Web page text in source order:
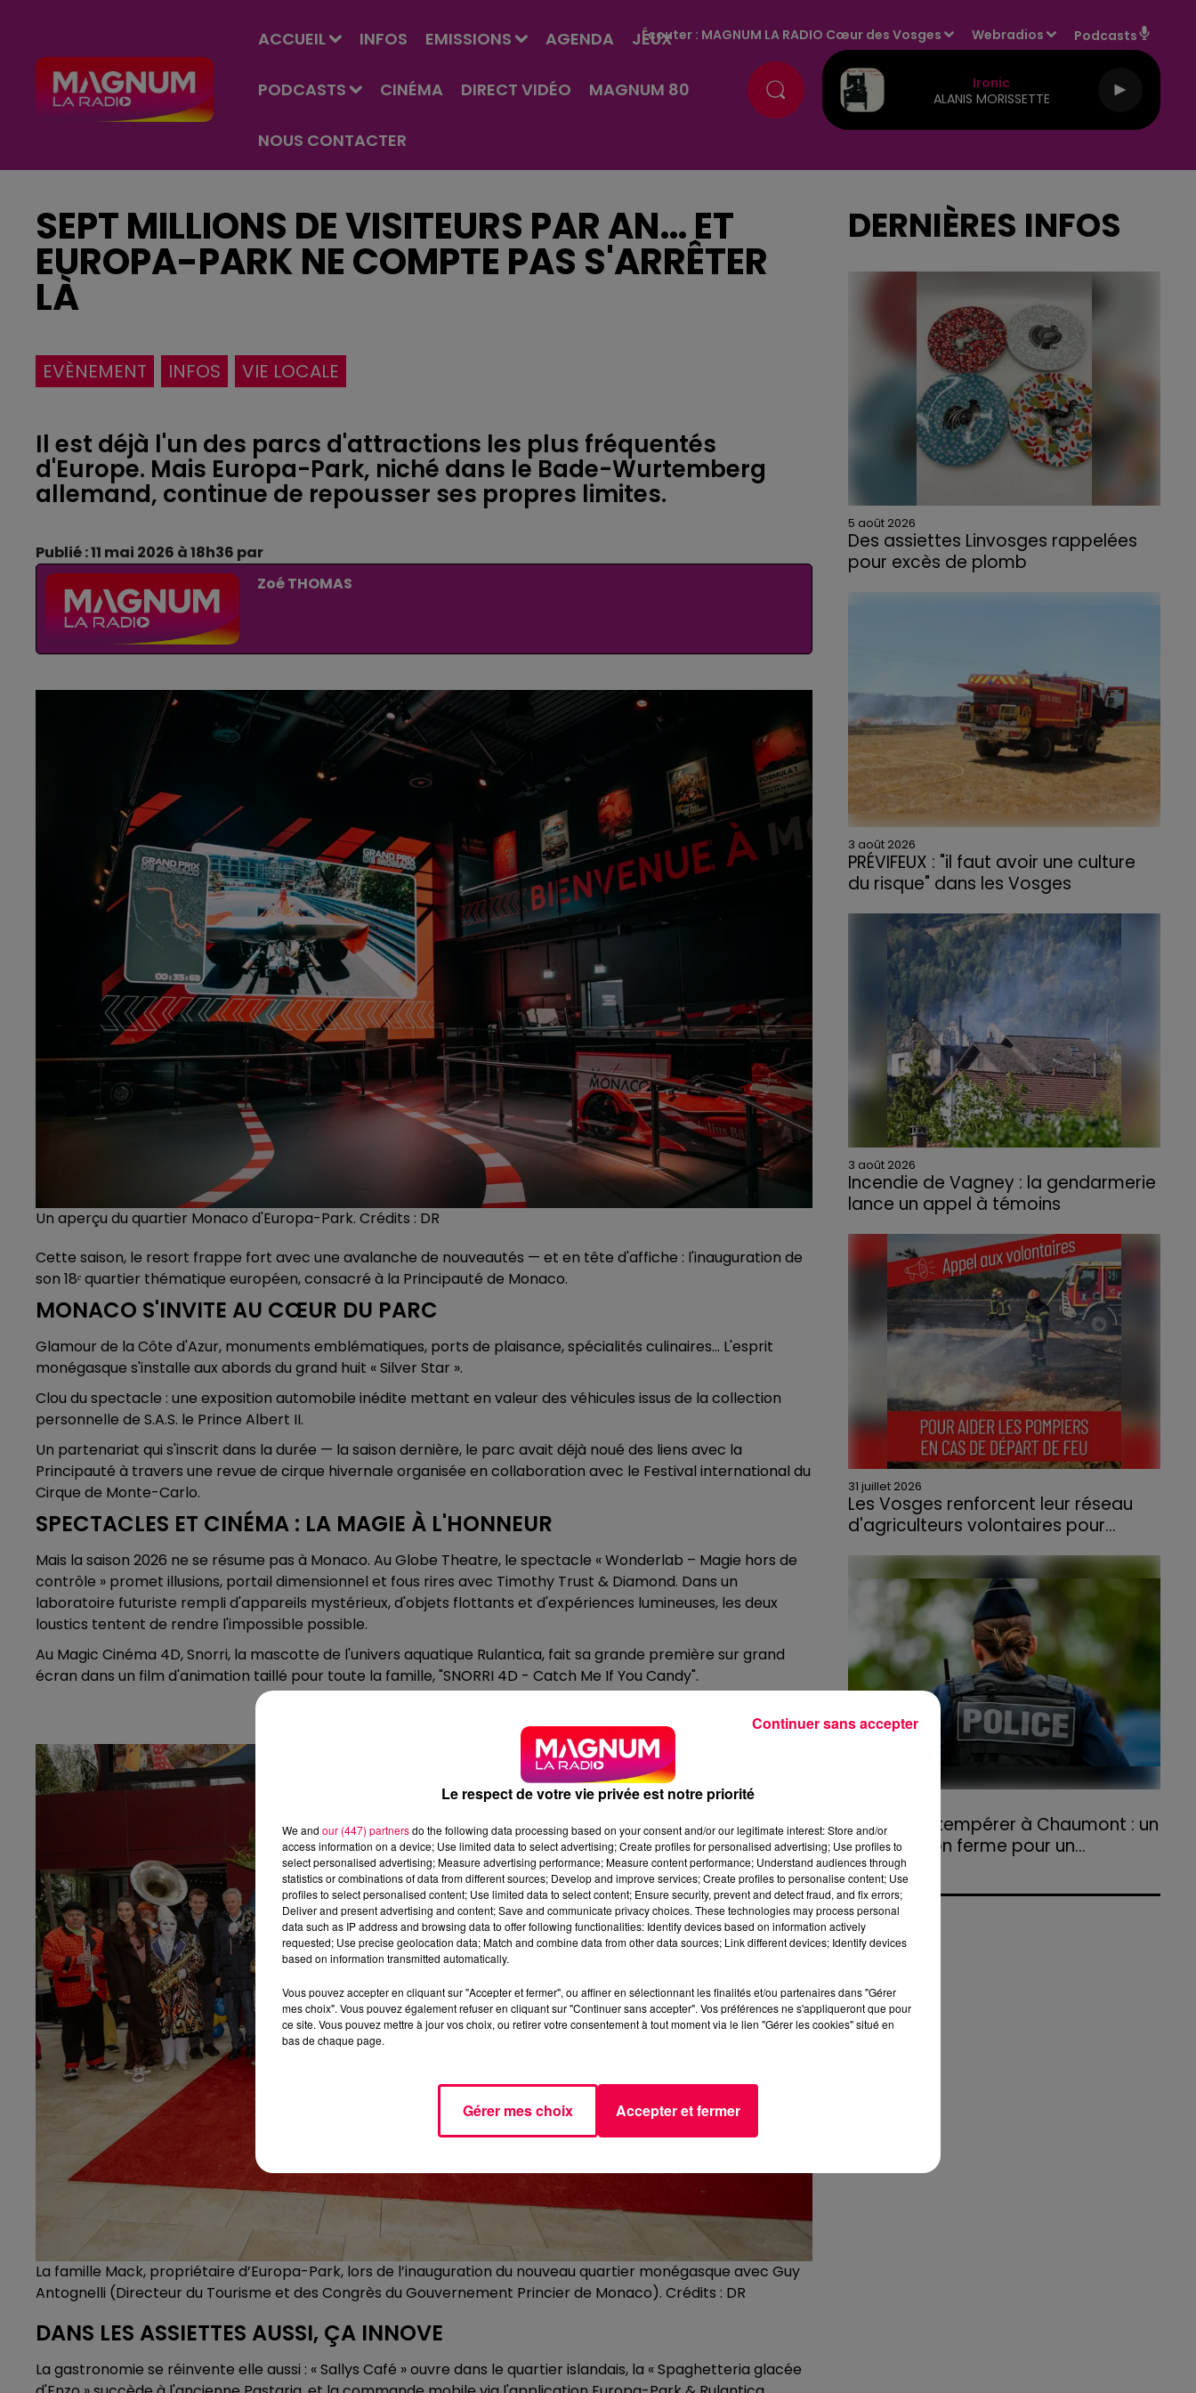
ACCUEIL INFOS EMISSIONS AGENDA JEUX
PODCASTS CINÉMA DIRECT VIDÉO MAGNUM 80
NOUS CONTACTER
Écouter : MAGNUM LA RADIO Cœur des Vosges Webradios Podcasts
Ironic
ALANIS MORISSETTE
SEPT MILLIONS DE VISITEURS PAR AN… ET
EUROPA-PARK NE COMPTE PAS S'ARRÊTER
LÀ
EVÈNEMENT INFOS VIE LOCALE
Il est déjà l'un des parcs d'attractions les plus fréquentés
d'Europe. Mais Europa-Park, niché dans le Bade-Wurtemberg
allemand, continue de repousser ses propres limites.
Publié : 11 mai 2026 à 18h36 par
Zoé THOMAS
Un aperçu du quartier Monaco d'Europa-Park. Crédits : DR
Cette saison, le resort frappe fort avec une avalanche de nouveautés — et en tête d'affiche : l'inauguration de
son 18ᵉ quartier thématique européen, consacré à la Principauté de Monaco.
MONACO S'INVITE AU CŒUR DU PARC
Glamour de la Côte d'Azur, monuments emblématiques, ports de plaisance, spécialités culinaires… L'esprit
monégasque s'installe aux abords du grand huit « Silver Star ».
Clou du spectacle : une exposition automobile inédite mettant en valeur des véhicules issus de la collection
personnelle de S.A.S. le Prince Albert II.
Un partenariat qui s'inscrit dans la durée — la saison dernière, le parc avait déjà noué des liens avec la
Principauté à travers une revue de cirque hivernale organisée en collaboration avec le Festival international du
Cirque de Monte-Carlo.
SPECTACLES ET CINÉMA : LA MAGIE À L'HONNEUR
Mais la saison 2026 ne se résume pas à Monaco. Au Globe Theatre, le spectacle « Wonderlab – Magie hors de
contrôle » promet illusions, portail dimensionnel et fous rires avec Timothy Trust & Diamond. Dans un
laboratoire futuriste rempli d'appareils mystérieux, d'objets flottants et d'expériences lumineuses, les deux
loustics tentent de rendre l'impossible possible.
Au Magic Cinéma 4D, Snorri, la mascotte de l'univers aquatique Rulantica, fait sa grande première sur grand
écran dans un film d'animation taillé pour toute la famille, "SNORRI 4D - Catch Me If You Candy".
La famille Mack, propriétaire d’Europa-Park, lors de l’inauguration du nouveau quartier monégasque avec Guy
Antognelli (Directeur du Tourisme et des Congrès du Gouvernement Princier de Monaco). Crédits : DR
DANS LES ASSIETTES AUSSI, ÇA INNOVE
La gastronomie se réinvente elle aussi : « Sallys Café » ouvre dans le quartier islandais, la « Spaghetteria glacée
DERNIÈRES INFOS
5 août 2026
Des assiettes Linvosges rappelées
pour excès de plomb
3 août 2026
PRÉVIFEUX : "il faut avoir une culture
du risque" dans les Vosges
3 août 2026
Incendie de Vagney : la gendarmerie
lance un appel à témoins
au quartier résidentiel, avait détruit deux
habitations et contraint à l'évacuation d'une
centaine de personnes.
31 juillet 2026
Les Vosges renforcent leur réseau
d'agriculteurs volontaires pour...
départs de feu, la Chambre d'agriculture
des Vosges a lancé un appel aux
agriculteurs volontaires pour venir en aide...
Refus d'obtempérer à Chaumont : un
an de prison ferme pour un...
Le tribunal a également prononcé
l'annulation de son permis et la confiscation
de son véhicule.
Le respect de votre vie privée est notre priorité
We and our (447) partnersdo the following data processing based on your consent and/or our legitimate interest: Store and/or
access information on a device; Use limited data to select advertising; Create profiles for personalised advertising; Use profiles to
select personalised advertising; Measure advertising performance; Measure content performance; Understand audiences through
statistics or combinations of data from different sources; Develop and improve services; Create profiles to personalise content; Use
profiles to select personalised content; Use limited data to select content; Ensure security, prevent and detect fraud, and fix errors;
Deliver and present advertising and content; Save and communicate privacy choices. These technologies may process personal
data such as IP address and browsing data to offer following functionalities: Identify devices based on information actively
requested; Use precise geolocation data; Match and combine data from other data sources; Link different devices; Identify devices
based on information transmitted automatically.
Vous pouvez accepter en cliquant sur "Accepter et fermer", ou affiner en sélectionnant les finalités et/ou partenaires dans "Gérer
mes choix". Vous pouvez également refuser en cliquant sur "Continuer sans accepter". Vos préférences ne s'appliqueront que pour
ce site. Vous pouvez mettre à jour vos choix, ou retirer votre consentement à tout moment via le lien "Gérer les cookies" situé en
bas de chaque page.
Gérer mes choix Accepter et fermer
Continuer sans accepter